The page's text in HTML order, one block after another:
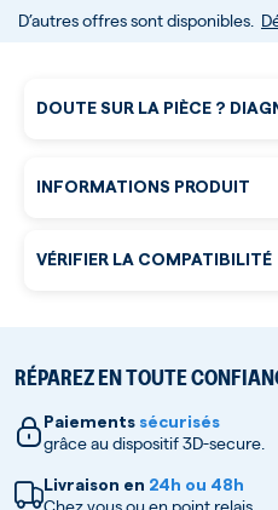
D’autres offres sont disponibles.
DOUTE SUR LA PIÈCE ?
INFORMATIONS PRODUIT
RÉPAREZ EN TOUTE
Paiements sécurisés
grâce au dispositif 3D-secure.
Livraison en 24h ou 48h
VÉRIFIER LA COMPATIBILITÉ